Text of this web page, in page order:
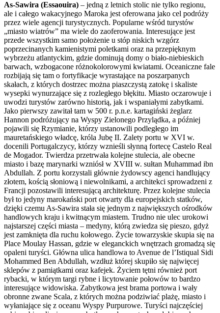
As-Sawira (Essaouira) – jedną z letnich stolic nie tylko regionu,
ale i całego wakacyjnego Maroka jest oferowana jako cel podróży
przez wiele agencji turystycznych. Popularne wśród turystów
„miasto wiatrów” ma wiele do zaoferowania. Interesujące jest
przede wszystkim samo położenie u stóp niskich wzgórz
poprzecinanych kamienistymi poletkami oraz na przepięknym
wybrzeżu atlantyckim, gdzie dominują domy o biało-niebieskich
barwach, wzbogacone różnokolorowymi kwiatami. Oceaniczne fale
rozbijają się tam o fortyfikacje wyrastające na poszarpanych
skałach, z których dostrzec można piaszczystą zatokę i skaliste
wysepki wynurzające się z rozległego błękitu. Miasto oczarowuje i
uwodzi turystów zarówno historią, jak i wspaniałymi zabytkami.
Jako pierwszy zawitał tam w 500 r. p.n.e. kartagiński żeglarz
Hannon podróżujący na Wyspy Zielonego Przylądka, a później
pojawili się Rzymianie, którzy ustanowili podległego im
mauretańskiego władcę, króla Jubę II. Zalety portu w XVI w.
docenili Portugalczycy, którzy wznieśli słynną fortecę Castelo Real
de Mogador. Twierdza przetrwała kolejne stulecia, ale obecne
miasto i bazę marynarki wzniósł w XVIII w. sułtan Muhammad ibn
Abdullah. Z portu korzystali głównie żydowscy agenci handlujący
złotem, kością słoniową i niewolnikami, a architekci sprowadzeni z
Francji pozostawili interesującą architekturę. Przez kolejne stulecia
był to jedyny marokański port otwarty dla europejskich statków,
dzięki czemu As-Sawira stała się jednym z największych ośrodków
handlowych kraju i kwitnącym miastem. Trudno nie ulec urokowi
najstarszej części miasta – medyny, którą zwiedza się pieszo, gdyż
jest zamknięta dla ruchu kołowego. Życie towarzyskie skupia się na
Place Moulay Hassan, gdzie w eleganckich wnętrzach gromadzą się
opaleni turyści. Główna ulica handlowa to Avenue de l’Istiqual Sidi
Mohammed Ben Abdullah, wzdłuż której skupiło się najwięcej
sklepów z pamiątkami oraz kafejek. Życiem tętni również port
rybacki, w którym targi rybne i licytowanie połowów to bardzo
interesujące widowiska. Zabytkowa jest brama portowa i wały
obronne zwane Scala, z których można podziwiać plażę, miasto i
wyłaniające się z oceanu Wyspy Purpurowe. Turyści najczęściej